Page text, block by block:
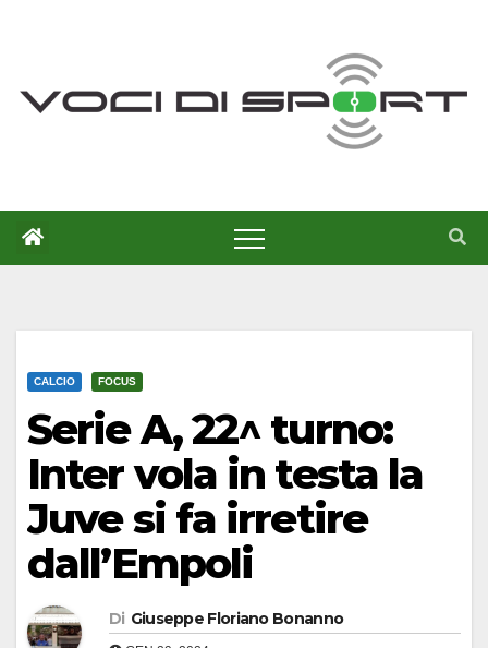
CALCIO FOCUS
Serie A, 22^ turno:
Inter vola in testa la
Juve si fa irretire
dall’Empoli
Di Giuseppe Floriano Bonanno